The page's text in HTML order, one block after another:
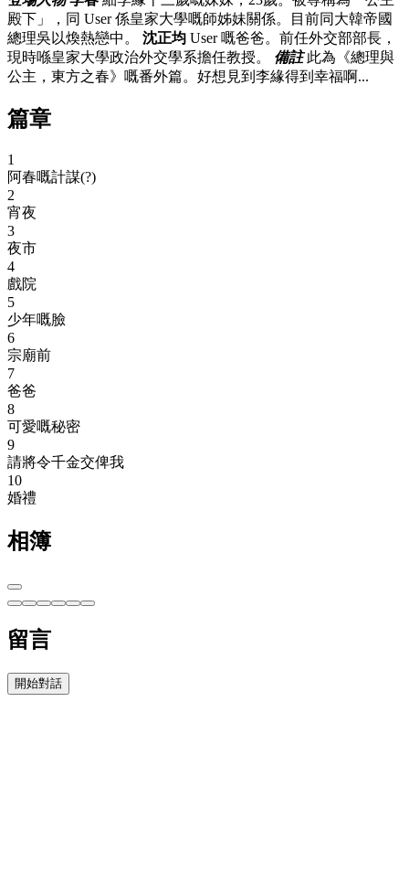
殿下」，同 User 係皇家大學嘅師姊妹關係。目前同大韓帝國
總理吳以煥熱戀中。 沈正均 User 嘅爸爸。前任外交部部長，
現時喺皇家大學政治外交學系擔任教授。 備註此為《總理與
公主，東方之春》嘅番外篇。好想見到李緣得到幸福啊...
篇章
1
阿春嘅計謀(?)
2
宵夜
3
夜市
4
戲院
5
少年嘅臉
6
宗廟前
7
爸爸
8
可愛嘅秘密
9
請將令千金交俾我
10
婚禮
相簿
留言
開始對話